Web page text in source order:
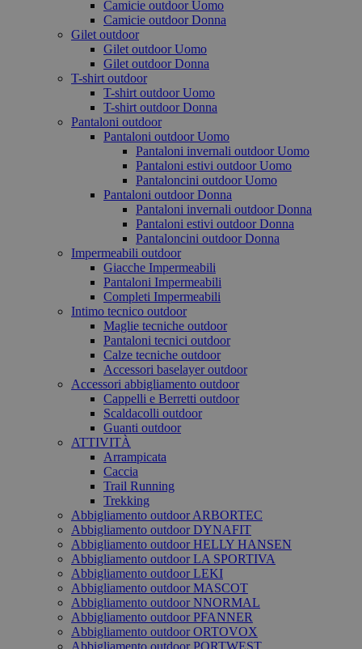
Camicie outdoor Uomo
Camicie outdoor Donna
Gilet outdoor
Gilet outdoor Uomo
Gilet outdoor Donna
T-shirt outdoor
T-shirt outdoor Uomo
T-shirt outdoor Donna
Pantaloni outdoor
Pantaloni outdoor Uomo
Pantaloni invernali outdoor Uomo
Pantaloni estivi outdoor Uomo
Pantaloncini outdoor Uomo
Pantaloni outdoor Donna
Pantaloni invernali outdoor Donna
Pantaloni estivi outdoor Donna
Pantaloncini outdoor Donna
Impermeabili outdoor
Giacche Impermeabili
Pantaloni Impermeabili
Completi Impermeabili
Intimo tecnico outdoor
Maglie tecniche outdoor
Pantaloni tecnici outdoor
Calze tecniche outdoor
Accessori baselayer outdoor
Accessori abbigliamento outdoor
Cappelli e Berretti outdoor
Scaldacolli outdoor
Guanti outdoor
ATTIVITÀ
Arrampicata
Caccia
Trail Running
Trekking
Abbigliamento outdoor ARBORTEC
Abbigliamento outdoor DYNAFIT
Abbigliamento outdoor HELLY HANSEN
Abbigliamento outdoor LA SPORTIVA
Abbigliamento outdoor LEKI
Abbigliamento outdoor MASCOT
Abbigliamento outdoor NNORMAL
Abbigliamento outdoor PFANNER
Abbigliamento outdoor ORTOVOX